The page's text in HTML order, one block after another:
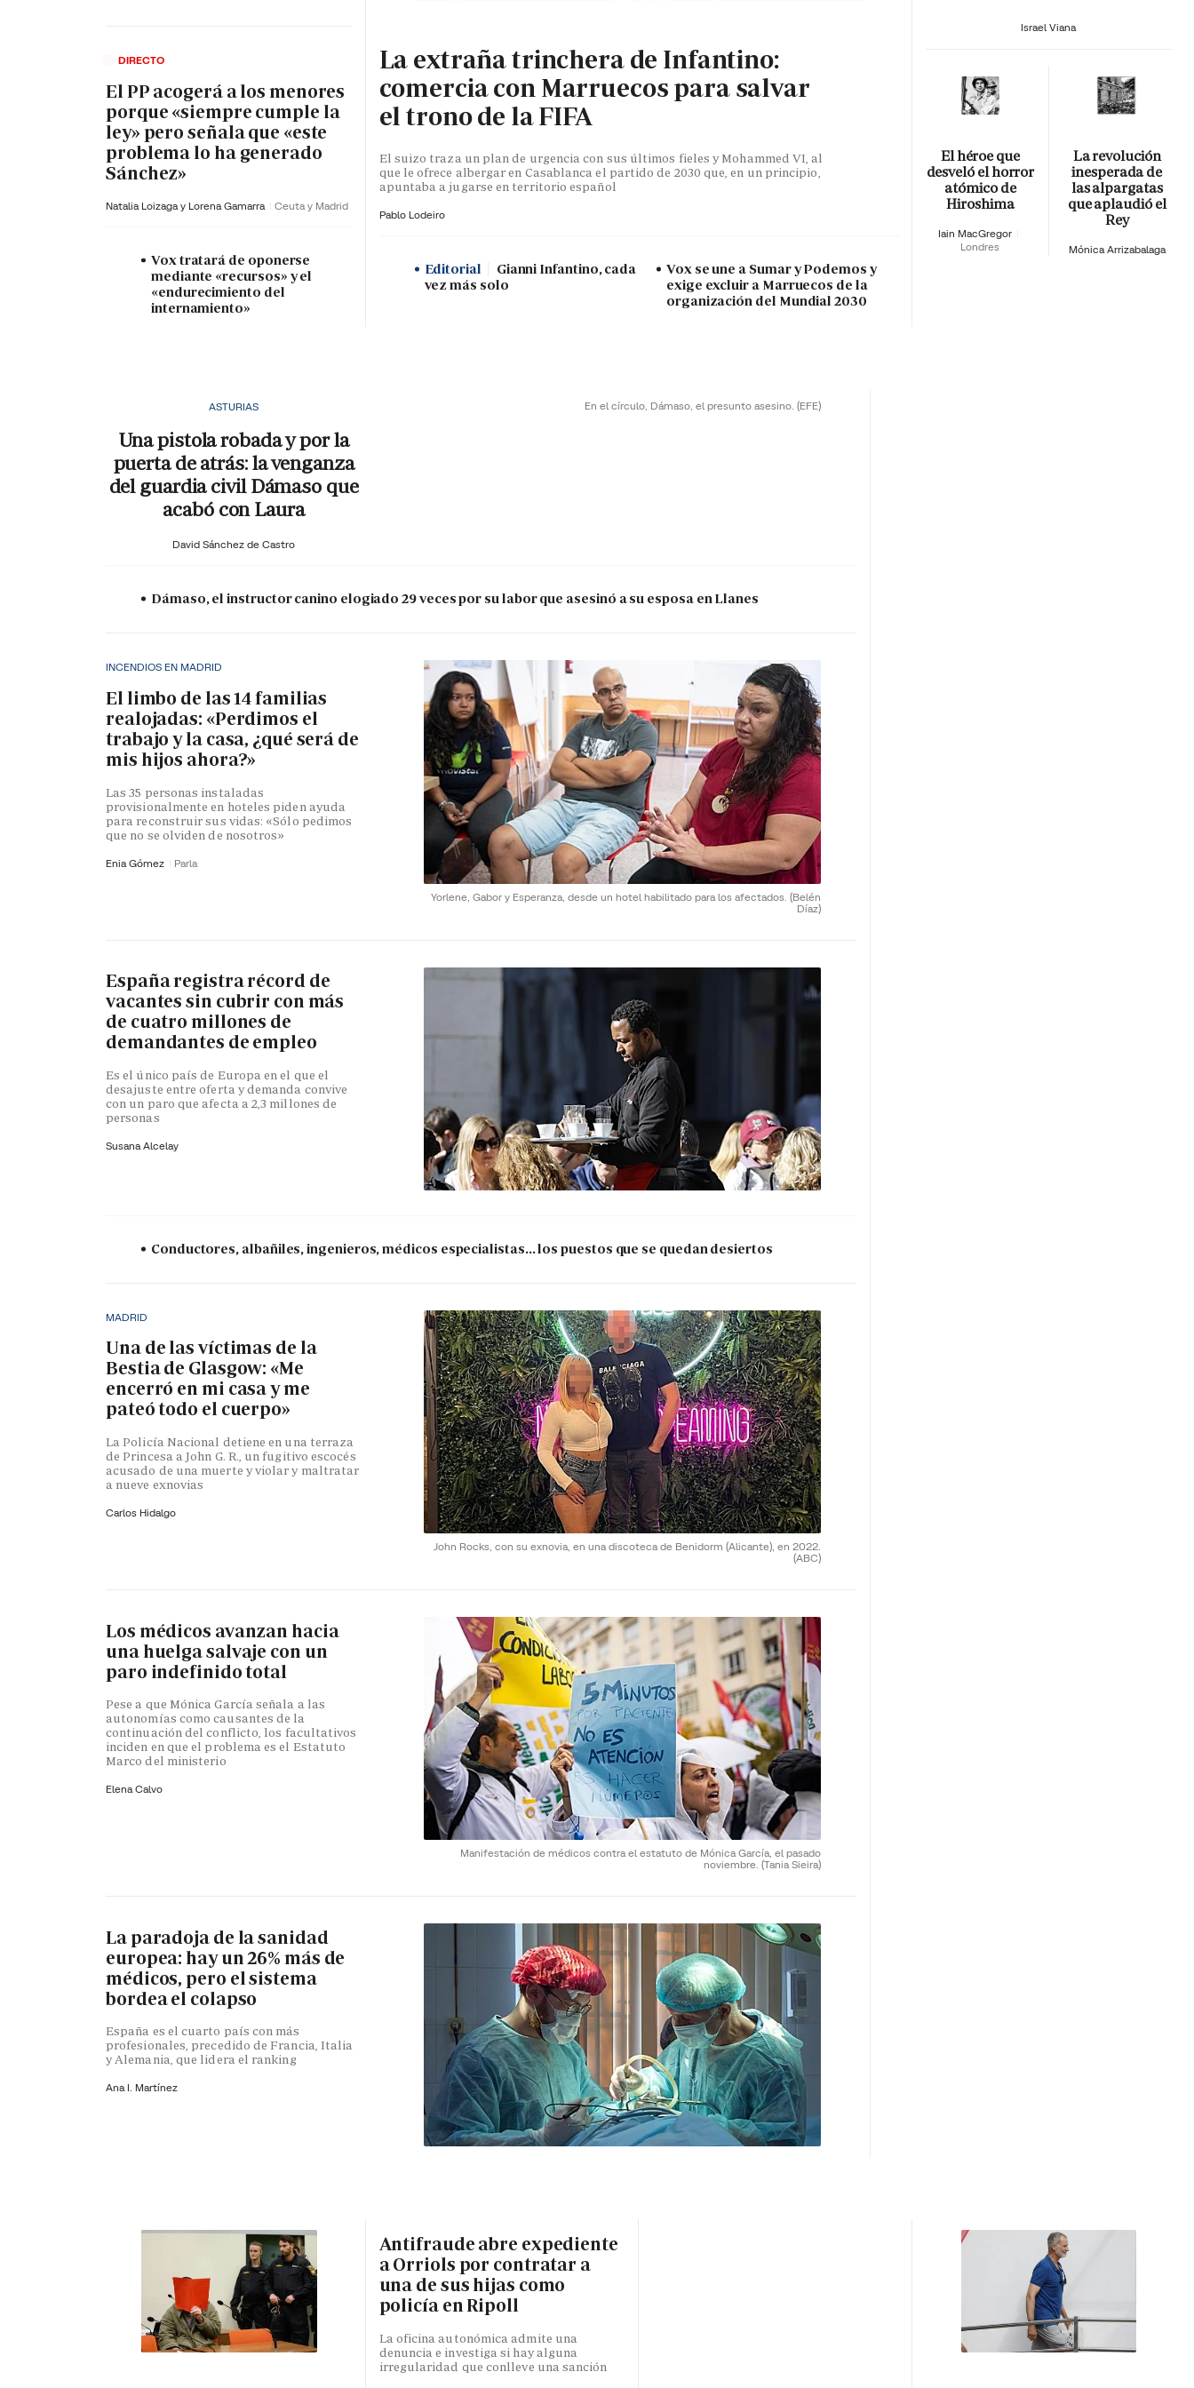
DIRECTO
El PP acogerá a los menores
porque «siempre cumple la
ley» pero señala que «este
problema lo ha generado
Sánchez»
Natalia Loizaga y Lorena Gamarra Ceuta y Madrid
Vox tratará de oponerse
mediante «recursos» y el
«endurecimiento del
internamiento»
La extraña trinchera de Infantino:
comercia con Marruecos para salvar
el trono de la FIFA
El suizo traza un plan de urgencia con sus últimos fieles y Mohammed VI, al
que le ofrece albergar en Casablanca el partido de 2030 que, en un principio,
apuntaba a jugarse en territorio español
Pablo Lodeiro
Editorial
Gianni Infantino, cada
vez más solo
Vox se une a Sumar y Podemos y
exige excluir a Marruecos de la
organización del Mundial 2030
Israel Viana
El héroe que
desveló el horror
atómico de
Hiroshima
Iain MacGregor
Londres
La revolución
inesperada de
las alpargatas
que aplaudió el
Rey
Mónica Arrizabalaga
En el círculo, Dámaso, el presunto asesino. (EFE)
ASTURIAS
Una pistola robada y por la
puerta de atrás: la venganza
del guardia civil Dámaso que
acabó con Laura
David Sánchez de Castro
Dámaso, el instructor canino elogiado 29 veces por su labor que asesinó a su esposa en Llanes
Yorlene, Gabor y Esperanza, desde un hotel habilitado para los afectados. (Belén
Díaz)
INCENDIOS EN MADRID
El limbo de las 14 familias
realojadas: «Perdimos el
trabajo y la casa, ¿qué será de
mis hijos ahora?»
Las 35 personas instaladas
provisionalmente en hoteles piden ayuda
para reconstruir sus vidas: «Sólo pedimos
que no se olviden de nosotros»
Enia Gómez Parla
España registra récord de
vacantes sin cubrir con más
de cuatro millones de
demandantes de empleo
Es el único país de Europa en el que el
desajuste entre oferta y demanda convive
con un paro que afecta a 2,3 millones de
personas
Susana Alcelay
Conductores, albañiles, ingenieros, médicos especialistas... los puestos que se quedan desiertos
John Rocks, con su exnovia, en una discoteca de Benidorm (Alicante), en 2022.
(ABC)
MADRID
Una de las víctimas de la
Bestia de Glasgow: «Me
encerró en mi casa y me
pateó todo el cuerpo»
La Policía Nacional detiene en una terraza
de Princesa a John G. R., un fugitivo escocés
acusado de una muerte y violar y maltratar
a nueve exnovias
Carlos Hidalgo
Manifestación de médicos contra el estatuto de Mónica García, el pasado
noviembre. (Tania Sieira)
Los médicos avanzan hacia
una huelga salvaje con un
paro indefinido total
Pese a que Mónica García señala a las
autonomías como causantes de la
continuación del conflicto, los facultativos
inciden en que el problema es el Estatuto
Marco del ministerio
Elena Calvo
La paradoja de la sanidad
europea: hay un 26% más de
médicos, pero el sistema
bordea el colapso
España es el cuarto país con más
profesionales, precedido de Francia, Italia
y Alemania, que lidera el ranking
Ana I. Martínez
Antifraude abre expediente
a Orriols por contratar a
una de sus hijas como
policía en Ripoll
La oficina autonómica admite una
denuncia e investiga si hay alguna
irregularidad que conlleve una sanción